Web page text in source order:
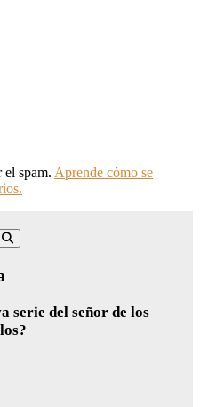
el spam. Aprende cómo se
serie del señor de los